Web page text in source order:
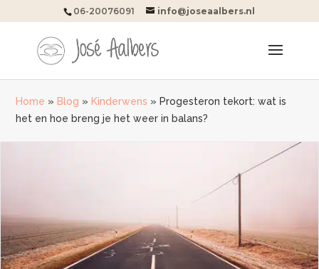
06-20076091 info@joseaalbers.nl
Home » Blog » Kinderwens » Progesteron tekort: wat is
het en hoe breng je het weer in balans?